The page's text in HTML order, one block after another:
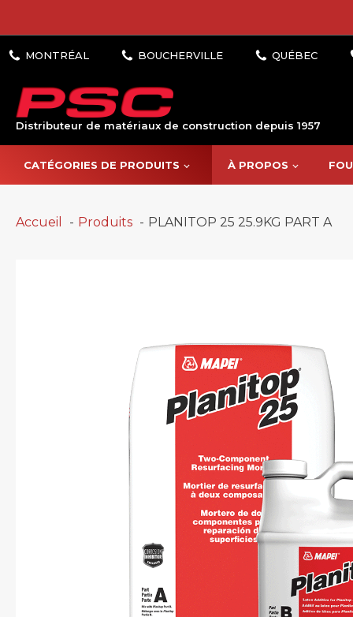
Distributeur de matériaux de construction depuis 1957
CATÉGORIES DE PRODUITS À PROPOS
Accueil Produits PLANITOP 25 25.9KG PART A